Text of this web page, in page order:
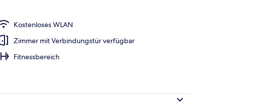
Kostenloses WLAN
Zimmer mit Verbindungstür verfügbar
Fitnessbereich